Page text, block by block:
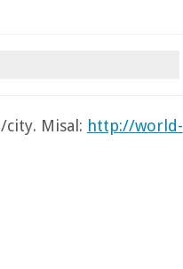
city. Misal: http://world-